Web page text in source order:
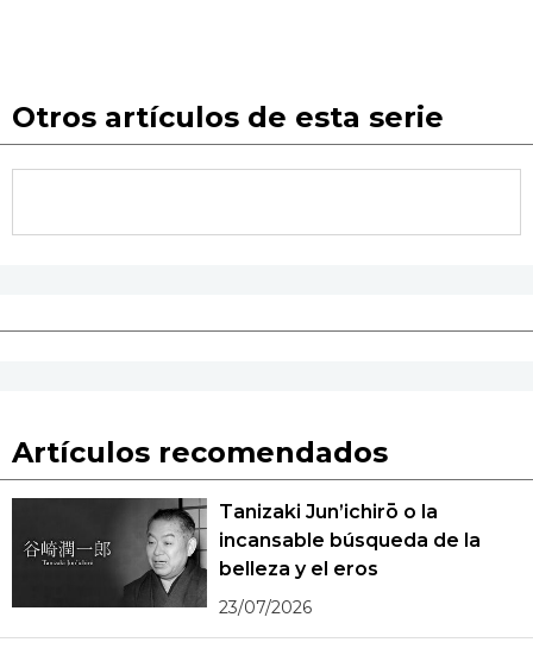
Otros artículos de esta serie
Artículos recomendados
Tanizaki Jun’ichirō o la
incansable búsqueda de la
belleza y el eros
23/07/2026